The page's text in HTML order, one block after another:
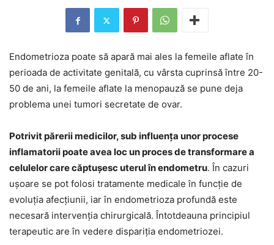
Endometrioza poate să apară mai ales la femeile aflate în
perioada de activitate genitală, cu vârsta cuprinsă între 20-
50 de ani, la femeile aflate la menopauză se pune deja
problema unei tumori secretate de ovar.
Potrivit părerii medicilor, sub influența unor procese
inflamatorii poate avea loc un proces de transformare a
celulelor care căptușesc uterul în endometru. În cazuri
ușoare se pot folosi tratamente medicale în funcție de
evoluția afecțiunii, iar în endometrioza profundă este
necesară intervenția chirurgicală. Întotdeauna principiul
terapeutic are în vedere dispariția endometriozei.